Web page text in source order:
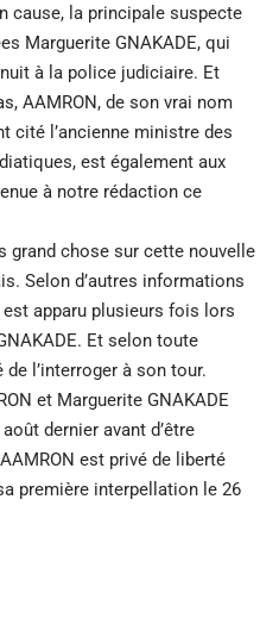
cause, la principale suspecte
Marguerite GNAKADE, qui
à la police judiciaire. Et
AAMRON, de son vrai nom
cité l’ancienne ministre des
est également aux
à notre rédaction ce
grand chose sur cette nouvelle
Selon d’autres informations
apparu plusieurs fois lors
Et selon toute
l’interroger à son tour.
et Marguerite GNAKADE
dernier avant d’être
est privé de liberté
première interpellation le 26